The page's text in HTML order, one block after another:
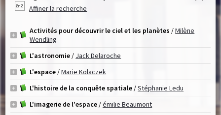
Affiner la recherche
Activités pour découvrir le ciel et les planètes /Milène
Wendling
L'astronomie / Jack Delaroche
L'espace /Marie Kolaczek
L'histoire de la conquête spatiale /Stéphanie Ledu
L'imagerie de l'espace/émilie Beaumont